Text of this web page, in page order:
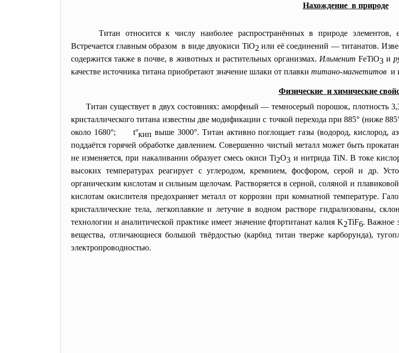
Нахождение в природе
Титан относится к числу наиболее распространённых в природе элементов,
Встречается главным образом в виде двуокиси TiO2 или её соединений — титанатов.
содержится также в почве, в животных и растительных организмах. Ильменит FeTiO3 и
качестве источника титана приобретают значение шлаки от плавки титано-магнетитов и
Физические и химические
Титан существует в двух состояниях: аморфный — темносерый порошок, плотность
кристаллического титана известны две модификации с точкой перехода при 885° (ниже
около 1680°; t°кип выше 3000°. Титан активно поглощает газы (водород, кислород,
поддаётся горячей обработке давлением. Совершенно чистый металл может быть
не изменяется, при накаливании образует смесь окиси Ti2O3 и нитрида TiN. В токе
высоких температурах реагирует с углеродом, кремнием, фосфором, серой и др.
органическим кислотам и сильным щелочам. Растворяется в серной, соляной и
кислотам окислителя предохраняет металл от коррозии при комнатной температуре.
кристаллические тела, легкоплавкие и летучие в водном растворе гидрализованы,
технологии и аналитической практике имеет значение фтортитанат калия K2TiF6. Важное
вещества, отличающиеся большой твёрдостью (карбид титан тверже карборунда),
электропроводностью.